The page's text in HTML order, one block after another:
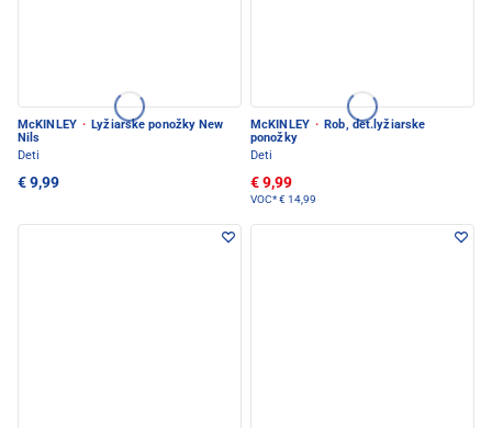
McKINLEY · Lyžiarske ponožky New
Nils
Deti
€ 9,99
McKINLEY · Rob, det.lyžiarske
ponožky
Deti
€ 9,99
VOC*€ 14,99